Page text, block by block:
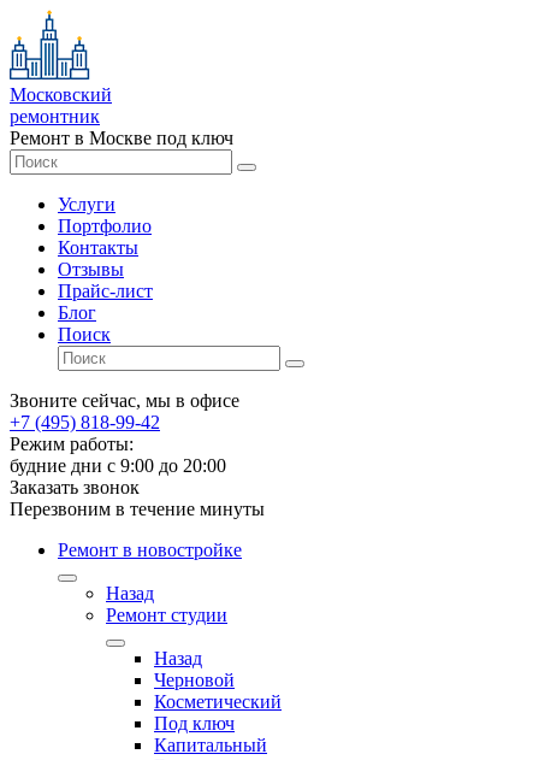
Московский
ремонтник
Ремонт в Москве под ключ
Услуги
Портфолио
Контакты
Отзывы
Прайс-лист
Блог
Поиск
Звоните сейчас, мы в офисе
+7 (495) 818-99-42
Режим работы:
будние дни с 9:00 до 20:00
Заказать звонок
Перезвоним в течение минуты
Ремонт в новостройке
Назад
Ремонт студии
Назад
Черновой
Косметический
Под ключ
Капитальный